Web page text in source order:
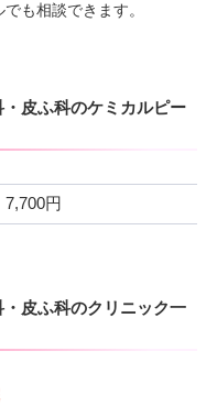
も相談できます。
皮ふ科のケミカルピー
7,700円
皮ふ科のクリニック一